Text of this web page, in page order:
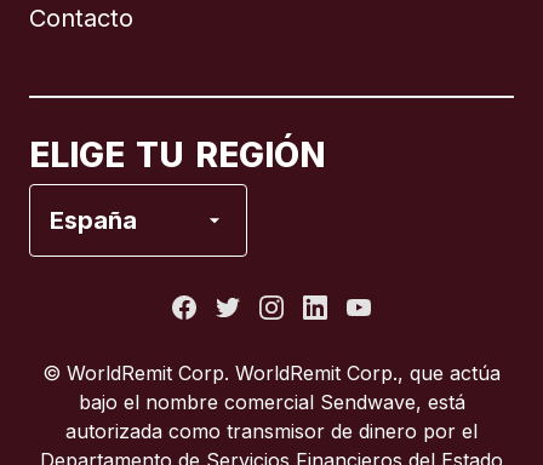
Contacto
ELIGE TU REGIÓN
España
Italia
© WorldRemit Corp. WorldRemit Corp., que actúa
bajo el nombre comercial Sendwave, está
autorizada como transmisor de dinero por el